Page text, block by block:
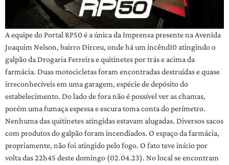
A equipe do Portal RP50 é a única da Imprensa presente na Avenida
Joaquim Nelson, bairro Dirceu, onde há um incênd10 atingindo o
galpão da Drogaria Ferreira e quitinetes por trás e acima da
farmácia. Duas motocicletas foram encontradas destruídas e quase
irreconhecíveis em uma garagem, espécie de depósito do
estabelecimento. Do lado de fora não é possível ver as chamas,
porém uma fumaça espessa e escura toma conta do perímetro.
Nenhuma das quitinetes atingidas estavam alugadas. Diversos sacos
com produtos do galpão foram incendiados. O espaço da farmácia,
propriamente, não foi atingido pelo fogo. O fato teve início por
volta das 22h45 deste domingo (02.04.23). No local se encontram